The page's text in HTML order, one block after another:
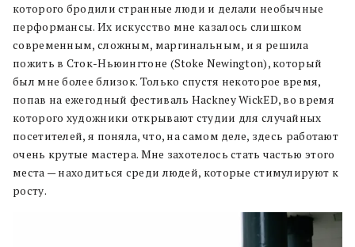
которого бродили странные люди и делали необычные
перформансы. Их искусство мне казалось слишком
современным, сложным, маргинальным, и я решила
пожить в Сток-Ньюингтоне (Stoke Newington), который
был мне более близок. Только спустя некоторое время,
попав на ежегодный фестиваль Hackney WickED, во время
которого художники открывают студии для случайных
посетителей, я поняла, что, на самом деле, здесь работают
очень крутые мастера. Мне захотелось стать частью этого
места — находиться среди людей, которые стимулируют к
росту.